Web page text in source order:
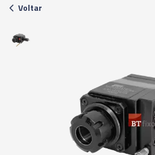
Voltar